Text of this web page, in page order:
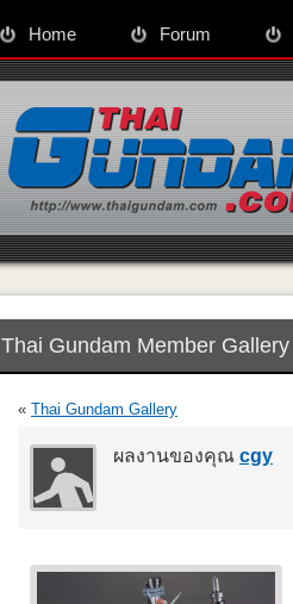
Home Forum
Thai Gundam Member Gallery
« Thai Gundam Gallery
ผลงานของคุณ cgy